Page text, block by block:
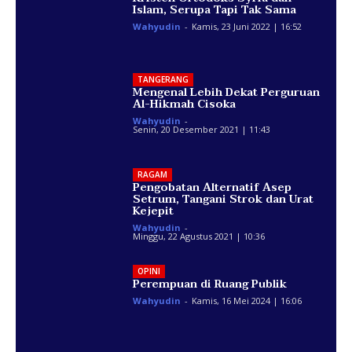
Islam, Serupa Tapi Tak Sama
Wahyudin - Kamis, 23 Juni 2022 | 16:52
TANGERANG
Mengenal Lebih Dekat Perguruan
Al-Hikmah Cisoka
Wahyudin -
Senin, 20 Desember 2021 | 11:43
RAGAM
Pengobatan Alternatif Asep
Setrum, Tangani Strok dan Urat
Kejepit
Wahyudin -
Minggu, 22 Agustus 2021 | 10:36
OPINI
Perempuan di Ruang Publik
Wahyudin - Kamis, 16 Mei 2024 | 16:06